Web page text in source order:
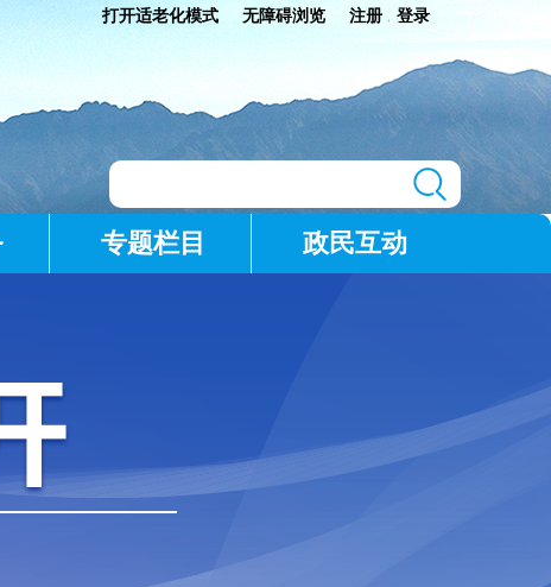
打开适老化模式 无障碍浏览 注册 登录
专题栏目 政民互动